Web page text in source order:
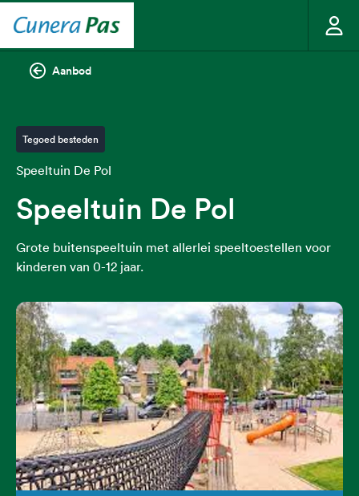
Aanbod
Tegoed besteden
Speeltuin De Pol
Speeltuin De Pol
Grote buitenspeeltuin met allerlei speeltoestellen voor
kinderen van 0-12 jaar.